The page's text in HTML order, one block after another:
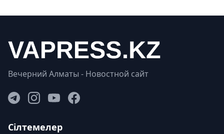
Вечерний Алматы - Новостной сайт
Сілтемелер